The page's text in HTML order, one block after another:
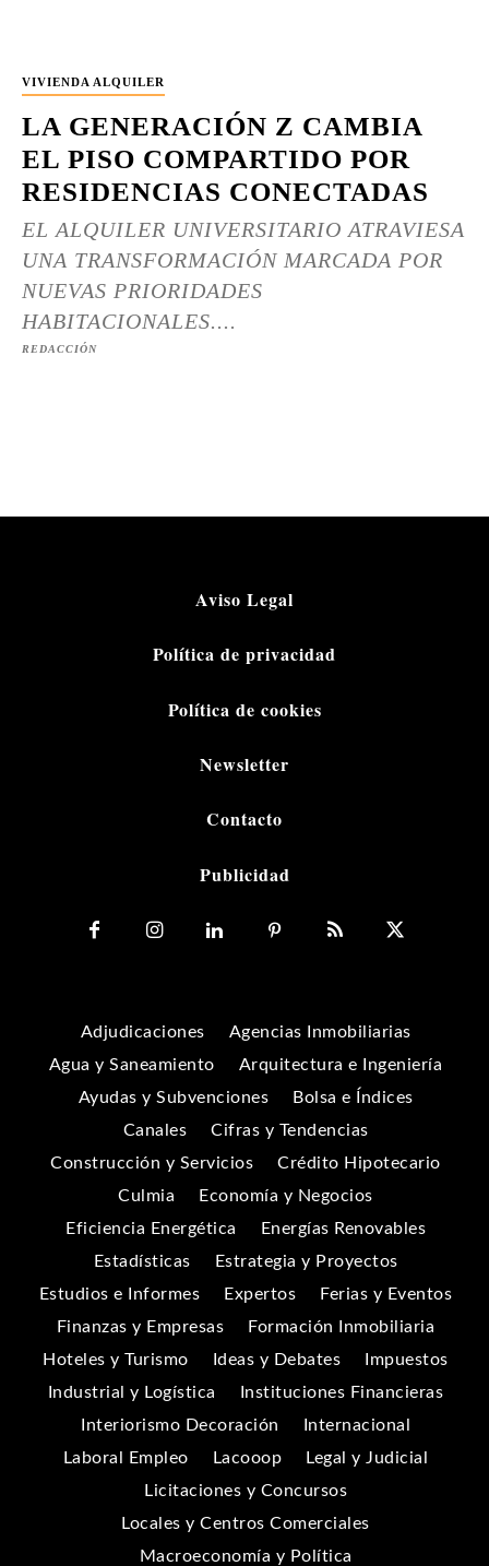
VIVIENDA ALQUILER
LA GENERACIÓN Z CAMBIA
EL PISO COMPARTIDO POR
RESIDENCIAS CONECTADAS
EL ALQUILER UNIVERSITARIO ATRAVIESA
UNA TRANSFORMACIÓN MARCADA POR
NUEVAS PRIORIDADES
HABITACIONALES....
REDACCIÓN
Aviso Legal
Política de privacidad
Política de cookies
Newsletter
Contacto
Publicidad
Adjudicaciones
Agencias Inmobiliarias
Agua y Saneamiento
Arquitectura e Ingeniería
Ayudas y Subvenciones
Bolsa e Índices
Canales
Cifras y Tendencias
Construcción y Servicios
Crédito Hipotecario
Culmia
Economía y Negocios
Eficiencia Energética
Energías Renovables
Estadísticas
Estrategia y Proyectos
Estudios e Informes
Expertos
Ferias y Eventos
Finanzas y Empresas
Formación Inmobiliaria
Hoteles y Turismo
Ideas y Debates
Impuestos
Industrial y Logística
Instituciones Financieras
Interiorismo Decoración
Internacional
Laboral Empleo
Lacooop
Legal y Judicial
Licitaciones y Concursos
Locales y Centros Comerciales
Macroeconomía y Política